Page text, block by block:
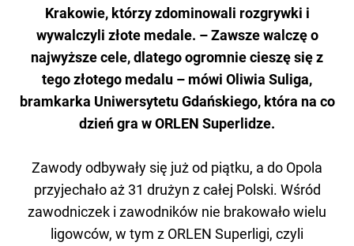
Krakowie, którzy zdominowali rozgrywki i
wywalczyli złote medale. – Zawsze walczę o
najwyższe cele, dlatego ogromnie cieszę się z
tego złotego medalu – mówi Oliwia Suliga,
bramkarka Uniwersytetu Gdańskiego, która na co
dzień gra w ORLEN Superlidze.
Zawody odbywały się już od piątku, a do Opola
przyjechało aż 31 drużyn z całej Polski. Wśród
zawodniczek i zawodników nie brakowało wielu
ligowców, w tym z ORLEN Superligi, czyli